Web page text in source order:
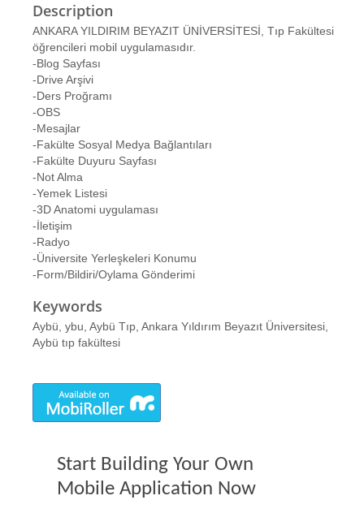
Description
ANKARA YILDIRIM BEYAZIT ÜNİVERSİTESİ, Tıp Fakültesi
öğrencileri mobil uygulamasıdır.
-Blog Sayfası
-Drive Arşivi
-Ders Proğramı
-OBS
-Mesajlar
-Fakülte Sosyal Medya Bağlantıları
-Fakülte Duyuru Sayfası
-Not Alma
-Yemek Listesi
-3D Anatomi uygulaması
-İletişim
-Radyo
-Üniversite Yerleşkeleri Konumu
-Form/Bildiri/Oylama Gönderimi
Keywords
Aybü, ybu, Aybü Tıp, Ankara Yıldırım Beyazıt Üniversitesi,
Aybü tıp fakültesi
Start Building Your Own
Mobile Application Now